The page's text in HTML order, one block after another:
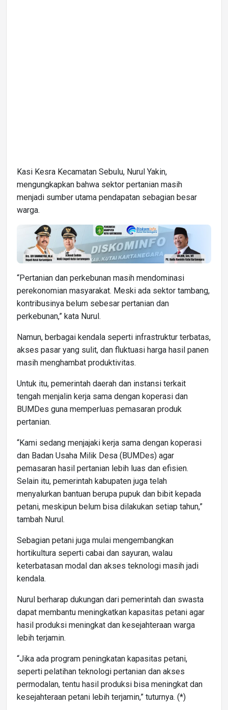
Kasi Kesra Kecamatan Sebulu, Nurul Yakin,
mengungkapkan bahwa sektor pertanian masih
menjadi sumber utama pendapatan sebagian besar
warga.
“Pertanian dan perkebunan masih mendominasi
perekonomian masyarakat. Meski ada sektor tambang,
kontribusinya belum sebesar pertanian dan
perkebunan,” kata Nurul.
Namun, berbagai kendala seperti infrastruktur terbatas,
akses pasar yang sulit, dan fluktuasi harga hasil panen
masih menghambat produktivitas.
Untuk itu, pemerintah daerah dan instansi terkait
tengah menjalin kerja sama dengan koperasi dan
BUMDes guna memperluas pemasaran produk
pertanian.
“Kami sedang menjajaki kerja sama dengan koperasi
dan Badan Usaha Milik Desa (BUMDes) agar
pemasaran hasil pertanian lebih luas dan efisien.
Selain itu, pemerintah kabupaten juga telah
menyalurkan bantuan berupa pupuk dan bibit kepada
petani, meskipun belum bisa dilakukan setiap tahun,”
tambah Nurul.
Sebagian petani juga mulai mengembangkan
hortikultura seperti cabai dan sayuran, walau
keterbatasan modal dan akses teknologi masih jadi
kendala.
Nurul berharap dukungan dari pemerintah dan swasta
dapat membantu meningkatkan kapasitas petani agar
hasil produksi meningkat dan kesejahteraan warga
lebih terjamin.
“Jika ada program peningkatan kapasitas petani,
seperti pelatihan teknologi pertanian dan akses
permodalan, tentu hasil produksi bisa meningkat dan
kesejahteraan petani lebih terjamin,” tuturnya. (*)